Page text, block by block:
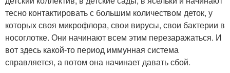
тесно контактировать с большим количеством деток, у
которых своя микрофлора, свои вирусы, свои бактерии в
носоглотке. Они начинают всем этим перезаражаться. И
вот здесь какой-то период иммунная система
справляется, а потом она начинает давать сбой.